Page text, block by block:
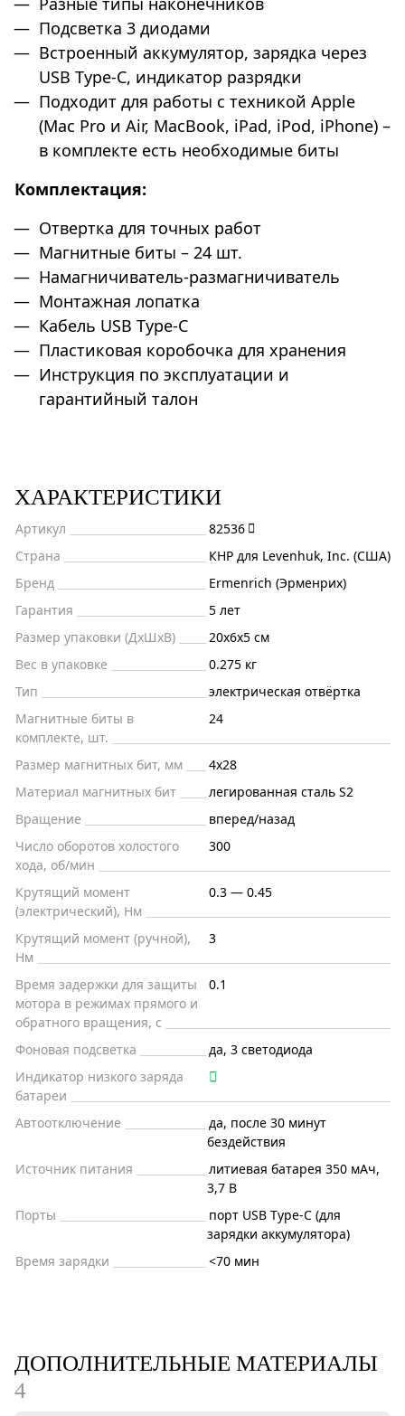
Подсветка 3 диодами
Встроенный аккумулятор, зарядка через
USB Type-C, индикатор разрядки
Подходит для работы с техникой Apple
(Mac Pro и Air, MacBook, iPad, iPod, iPhone) –
в комплекте есть необходимые биты
Комплектация:
Отвертка для точных работ
Магнитные биты – 24 шт.
Намагничиватель-размагничиватель
Монтажная лопатка
Кабель USB Type-C
Пластиковая коробочка для хранения
Инструкция по эксплуатации и
гарантийный талон
ХАРАКТЕРИСТИКИ
Артикул
82536
Страна
КНР для Levenhuk, Inc. (США)
Бренд
Ermenrich (Эрменрих)
Гарантия
5 лет
Размер упаковки (ДxШxВ)
20x6x5 см
Вес в упаковке
0.275 кг
Тип
электрическая отвёртка
Магнитные биты в
комплекте, шт.
24
Размер магнитных бит, мм
4x28
Материал магнитных бит
легированная сталь S2
Вращение
вперед/назад
Число оборотов холостого
хода, об/мин
300
Крутящий момент
(электрический), Нм
0.3 — 0.45
Крутящий момент (ручной),
Нм
3
Время задержки для защиты
мотора в режимах прямого и
обратного вращения, с
0.1
Фоновая подсветка
да, 3 светодиода
Индикатор низкого заряда
батареи
Автоотключение
да, после 30 минут
бездействия
Источник питания
литиевая батарея 350 мАч,
3,7 В
Порты
порт USB Type-C (для
зарядки аккумулятора)
Время зарядки
<70 мин
ДОПОЛНИТЕЛЬНЫЕ МАТЕРИАЛЫ
4